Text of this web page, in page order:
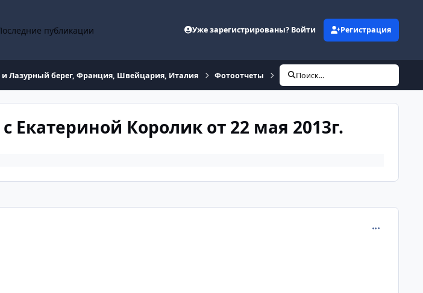
публикации Уже зарегистрированы? Войти Регистрация
Лазурный берег, Франция, Швейцария, Италия Фотоотчеты Тур 2S - Швейцария - Франция -
Поиск...
Королик от 22 мая 2013г.